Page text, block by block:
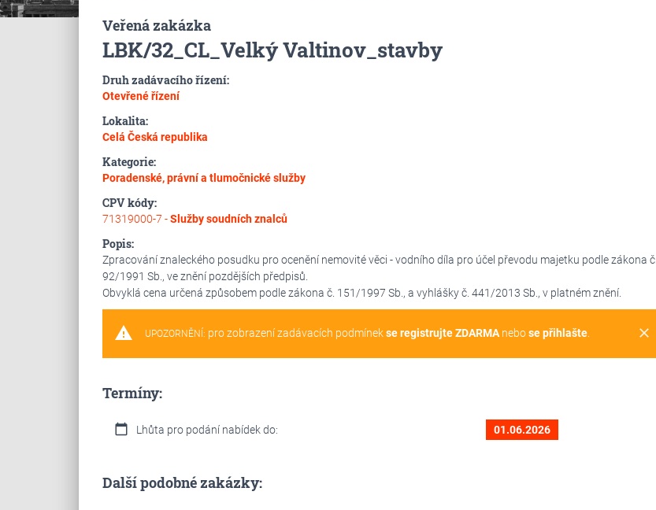
Veřená zakázka
LBK/32_CL_Velký Valtinov_stavby
Druh zadávacího řízení:
Otevřené řízení
Lokalita:
Celá Česká republika
Kategorie:
Poradenské, právní a tlumočnické služby
CPV kódy:
71319000-7 -Služby soudních znalců
Popis:
Zpracování znaleckého posudku pro ocenění nemovité věci - vodního díla pro účel převodu majetku podle zákona č.
92/1991 Sb., ve znění pozdějších předpisů.
Obvyklá cena určená způsobem podle zákona č. 151/1997 Sb., a vyhlášky č. 441/2013 Sb., v platném znění.
warning clear
UPOZORNĚNÍ: pro zobrazení zadávacích podmínekse registrujte ZDARMAnebose přihlašte.
Termíny:
calendar_today Lhůta pro podání nabídek do: 01.06.2026
Další podobné zakázky: